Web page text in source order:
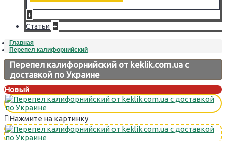
+
Статьи +
Главная
Перепел калифорнийский
Перепел калифорнийский от keklik.com.ua с
доставкой по Украине
Новый
Нажмите на картинку